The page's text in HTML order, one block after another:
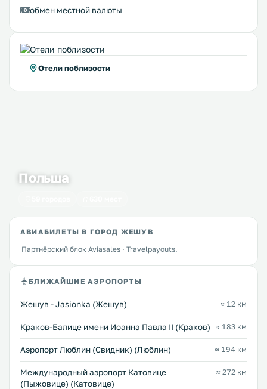
обмен местной валюты
Отели поблизости
Польша
АВИАБИЛЕТЫ В ГОРОД ЖЕШУВ
Партнёрский блок Aviasales · Travelpayouts.
БЛИЖАЙШИЕ АЭРОПОРТЫ
Жешув - Jasionka (Жешув) ≈ 12 км
Краков-Балице имени Иоанна Павла II (Краков) ≈ 183 км
Аэропорт Люблин (Свидник) (Люблин) ≈ 194 км
Международный аэропорт Катовице
(Пыжовице) (Катовице)
≈ 272 км